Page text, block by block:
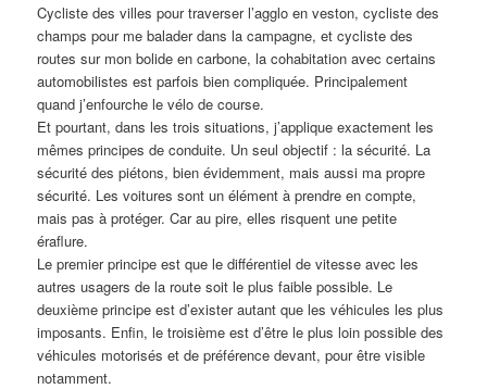
Cycliste des villes pour traverser l’agglo en veston, cycliste des
champs pour me balader dans la campagne, et cycliste des
routes sur mon bolide en carbone, la cohabitation avec certains
automobilistes est parfois bien compliquée. Principalement
quand j’enfourche le vélo de course.
Et pourtant, dans les trois situations, j’applique exactement les
mêmes principes de conduite. Un seul objectif : la sécurité. La
sécurité des piétons, bien évidemment, mais aussi ma propre
sécurité. Les voitures sont un élément à prendre en compte,
mais pas à protéger. Car au pire, elles risquent une petite
éraflure.
Le premier principe est que le différentiel de vitesse avec les
autres usagers de la route soit le plus faible possible. Le
deuxième principe est d’exister autant que les véhicules les plus
imposants. Enfin, le troisième est d’être le plus loin possible des
véhicules motorisés et de préférence devant, pour être visible
notamment.